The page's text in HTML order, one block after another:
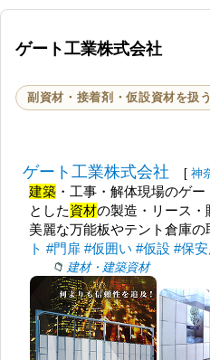
ゲート工業株式会社
副資材・接着剤・仮設資材を扱
ゲート工業株式会社 [ 神
建築 ・工事・解体現場のゲ
とした資材の製造・リース・
美麗な万能板やテント倉庫
ト #門扉 #仮囲い #仮設 #保
建材・建築資材